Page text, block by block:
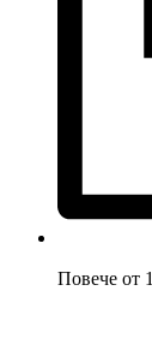
Повече от